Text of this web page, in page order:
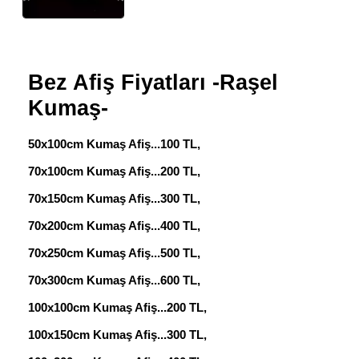
Bez Afiş Fiyatları -Raşel
Kumaş-
50x100cm Kumaş Afiş...100 TL,
70x100cm Kumaş Afiş...200 TL,
70x150cm Kumaş Afiş...300 TL,
70x200cm Kumaş Afiş...400 TL,
70x250cm Kumaş Afiş...500 TL,
70x300cm Kumaş Afiş...600 TL,
100x100cm Kumaş Afiş...200 TL,
100x150cm Kumaş Afiş...300 TL,